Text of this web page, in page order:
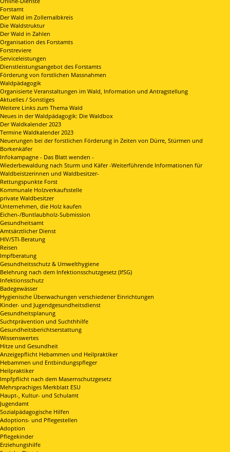
Forstamt
Der Wald im Zollernalbkreis
Die Waldstruktur
Der Wald in Zahlen
Organisation des Forstamts
Forstreviere
Serviceleistungen
Dienstleistungsangebot des Forstamts
Förderung von forstlichen Massnahmen
Waldpädagogik
Organisierte Veranstaltungen im Wald, Information und Antragstellung
Aktuelles / Sonstiges
Weitere Links zum Thema Wald
Neues in der Waldpädagogik: Die Waldbox
Der Waldkalender 2023
Termine Waldkalender 2023
Neuerungen bei der forstlichen Förderung in Zeiten von Dürre, Stürmen und
Borkenkäfer
Infokampagne - Das Blatt wenden -
Wiederbewaldung nach Sturm und Käfer -Weiterführende Informationen für
Waldbeistzerinnen und Waldbesitzer-
Rettungspunkte Forst
Kommunale Holzverkaufsstelle
private Waldbesitzer
Unternehmen, die Holz kaufen
Eichen-/Buntlaubholz-Submission
Gesundheitsamt
Amtsärztlicher Dienst
HIV/STI-Beratung
Reisen
Impfberatung
Gesundheitsschutz & Umwelthygiene
Belehrung nach dem Infektionsschutzgesetz (IfSG)
Infektionsschutz
Badegewässer
Hygienische Überwachungen verschiedener Einrichtungen
Kinder- und Jugendgesundheitsdienst
Gesundheitsplanung
Suchtprävention und Suchthhilfe
Gesundheitsberichtserstattung
Wissenswertes
Hitze und Gesundheit
Anzeigepflicht Hebammen und Heilpraktiker
Hebammen und Entbindungspfleger
Heilpraktiker
Impfpflicht nach dem Masernschutzgesetz
Mehrsprachiges Merkblatt ESU
Haupt-, Kultur- und Schulamt
Jugendamt
Sozialpädagogische Hilfen
Adoptions- und Pflegestellen
Adoption
Pflegekinder
Erziehungshilfe